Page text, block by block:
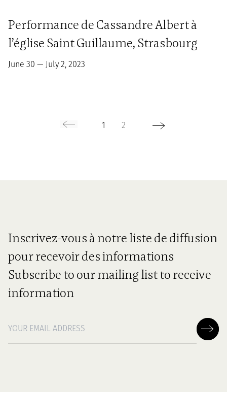
Performance de Cassandre Albert à
l’église Saint Guillaume, Strasbourg
June 30 — July 2, 2023
1 2
Inscrivez-vous à notre liste de diffusion
pour recevoir des informations
Subscribe to our mailing list to receive
information